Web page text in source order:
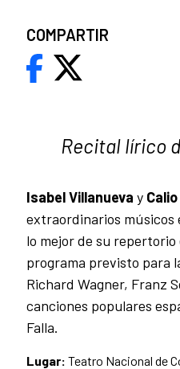
Recital lírico
Isabel Villanueva y
extraordinarios músicos
lo mejor de su
programa previsto para
Richard Wagner, Franz
canciones populares
Falla.
Lugar: Teatro Nacional de
COMPARTIR